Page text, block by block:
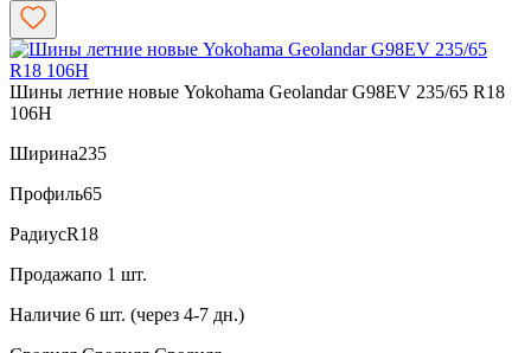
Шины летние новые Yokohama Geolandar G98EV 235/65 R18
106H
Ширина235
Профиль65
РадиусR18
Продажапо 1 шт.
Наличие 6 шт. (через 4-7 дн.)